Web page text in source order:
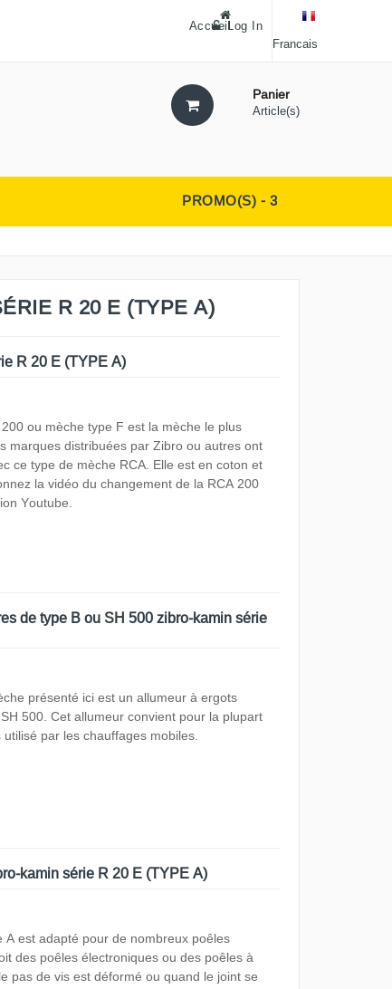
Accueil Log In
Francais
Panier
Article(s)
PROMO(S) - 3
R 20 E (TYPE A)
R 20 E (TYPE A)
ou mèche type F est la mèche le plus
marques distribuées par Zibro ou autres ont
ce type de mèche RCA. Elle est en coton et
la vidéo du changement de la RCA 200
Youtube.
de type B ou SH 500 zibro-kamin série
présenté ici est un allumeur à ergots
500. Cet allumeur convient pour la plupart
par les chauffages mobiles.
kamin série R 20 E (TYPE A)
A est adapté pour de nombreux poêles
des poêles électroniques ou des poêles à
pas de vis est déformé ou quand le joint se